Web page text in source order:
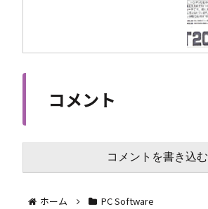
コメント
コメントを書き込む
ホーム PC Software